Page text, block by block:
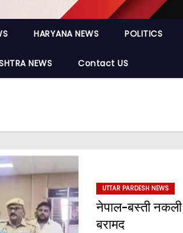
HARYANA NEWS POLITICS
NEWS Contact US
UTTAR PARDESH NEWS
नेपाल-बस्ती नकली
बरामद